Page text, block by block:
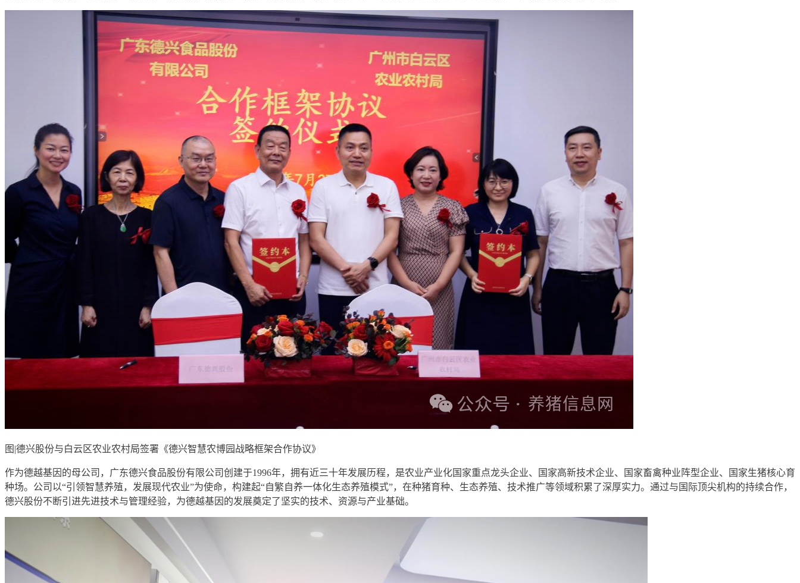
图|德兴股份与白云区农业农村局签署《德兴智慧农博园战略框架合作协议》
作为德越基因的母公司，广东德兴食品股份有限公司创建于1996年，拥有近三十年发展历程，是农业产业化国家重点龙头企业、国家高新技术企业、国家畜禽种业阵型企业、国家生猪核心育
种场。公司以“引领智慧养殖，发展现代农业”为使命，构建起“自繁自养一体化生态养殖模式”，在种猪育种、生态养殖、技术推广等领域积累了深厚实力。通过与国际顶尖机构的持续合作，
德兴股份不断引进先进技术与管理经验，为德越基因的发展奠定了坚实的技术、资源与产业基础。